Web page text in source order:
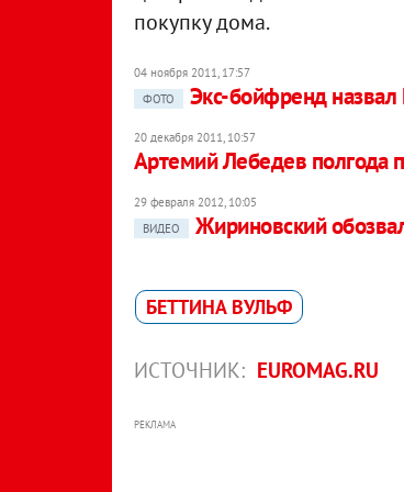
покупку дома.
04 ноября 2011, 17:57
ФОТО
Экс-бойфренд
20 декабря 2011, 10:57
Артемий Лебедев полгода
29 февраля 2012, 10:05
ВИДЕО
Жириновский
БЕТТИНА ВУЛЬФ
ИСТОЧНИК: EUROMAG.RU
РЕКЛАМА